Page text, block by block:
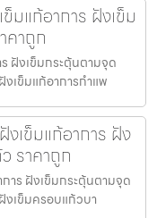
มแก้อาการ ฝังเข็ม
คาถูก
ฝังเข็มกระตุ้นตามจุด
งเข็มแก้อาการกำแพ
เข็มแก้อาการ ฝัง
ราคาถูก
าร ฝังเข็มกระตุ้นตามจุด
งเข็มครอบแก้วบา